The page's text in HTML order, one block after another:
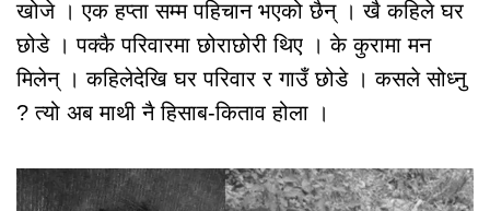
खोजे । एक हप्ता सम्म पहिचान भएको छैन् । खै कहिले घर
छोडे । पक्कै परिवारमा छोराछोरी थिए । के कुरामा मन
मिलेन् । कहिलेदेखि घर परिवार र गाउँ छोडे । कसले सोध्नु
? त्यो अब माथी नै हिसाब-किताव होला ।